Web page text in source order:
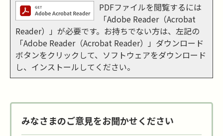
PDFファイルを閲覧するには
「Adobe Reader（Acrobat
Reader）」が必要です。お持ちでない方は、左記の
「Adobe Reader（Acrobat Reader）」ダウンロード
ボタンをクリックして、ソフトウェアをダウンロード
し、インストールしてください。
みなさまのご意見をお聞かせください